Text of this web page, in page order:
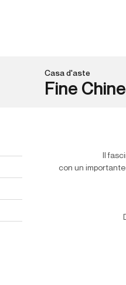
Casa d'aste
Fine
Il
con un